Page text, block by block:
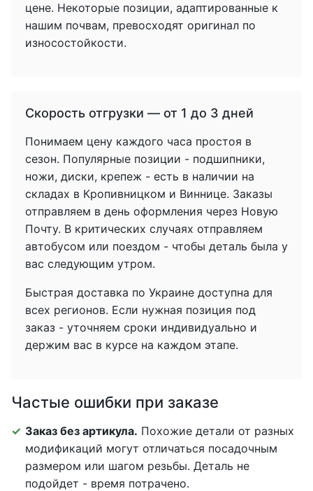
цене. Некоторые позиции, адаптированные к
нашим почвам, превосходят оригинал по
износостойкости.
Скорость отгрузки — от 1 до 3 дней
Понимаем цену каждого часа простоя в
сезон. Популярные позиции - подшипники,
ножи, диски, крепеж - есть в наличии на
складах в Кропивницком и Виннице. Заказы
отправляем в день оформления через Новую
Почту. В критических случаях отправляем
автобусом или поездом - чтобы деталь была у
вас следующим утром.
Быстрая доставка по Украине доступна для
всех регионов. Если нужная позиция под
заказ - уточняем сроки индивидуально и
держим вас в курсе на каждом этапе.
Частые ошибки при заказе
Заказ без артикула. Похожие детали от разных
модификаций могут отличаться посадочным
размером или шагом резьбы. Деталь не
подойдет - время потрачено.